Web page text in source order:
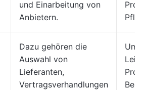
und Einarbeitung von
Anbietern.
Dazu gehören die
Auswahl von
Lieferanten,
Vertragsverhandlungen